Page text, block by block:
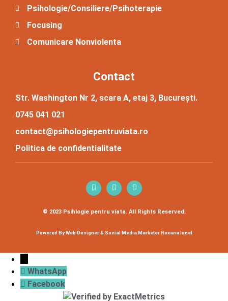
Psihologie/Consiliere/Psihoterapie
Focusing
Comunicare Nonviolenta
Contact
Str. Washington Nr 2, scara A, etaj 3, București.
0745 041 021
contact@psihologiepentruviata.ro
Politica de confidentialitate
© 2023 Psihlogie pentru viata. All Rights Reserved.
Powered By Web Designer & Social Media Marketer Roxana Ionel
WhatsApp
Facebook